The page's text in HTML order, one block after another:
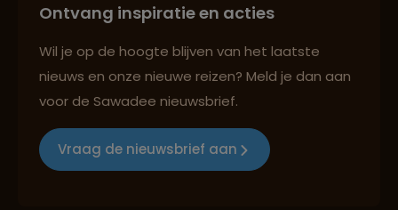
Reizen met oog voor mens, cultuur en milieu
Ontvang inspiratie en acties
Wil je op de hoogte blijven van het laatste
nieuws en onze nieuwe reizen? Meld je dan aan
voor de Sawadee nieuwsbrief.
Vraag de nieuwsbrief aan